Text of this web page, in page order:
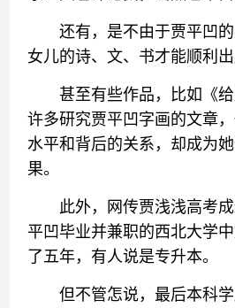
还有，是不由于贾平凹的
女儿的诗、文、书才能顺利
甚至有些作品，比如《给
许多研究贾平凹字画的文章
水平和背后的关系，却成为
果。
此外，网传贾浅浅高考成
平凹毕业并兼职的西北大学
了五年，有人说是专升本。
但不管怎说，最后本科学